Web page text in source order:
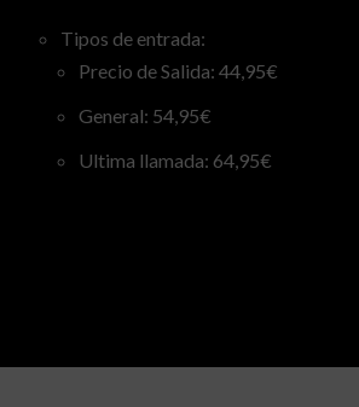
Tipos de entrada:
Precio de Salida: 44,95€
General: 54,95€
Ultima llamada: 64,95€